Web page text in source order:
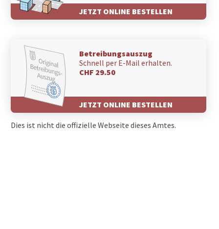
JETZT ONLINE BESTELLEN
Betreibungsauszug
Schnell per E-Mail erhalten.
CHF 29.50
JETZT ONLINE BESTELLEN
Dies ist nicht die offizielle Webseite dieses Amtes.